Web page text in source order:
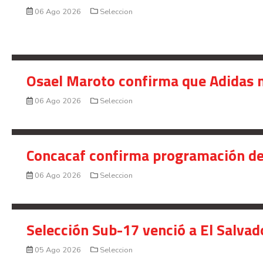
06 Ago 2026 Seleccion
Osael Maroto confirma que Adidas
06 Ago 2026 Seleccion
Concacaf confirma programación
06 Ago 2026 Seleccion
Selección Sub-17 venció a El
05 Ago 2026 Seleccion